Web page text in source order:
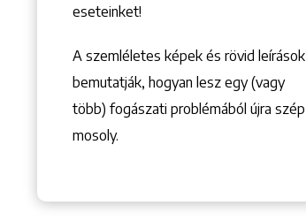
eseteinket!
A szemléletes képek és rövid leírások
bemutatják, hogyan lesz egy (vagy
több) fogászati problémából újra szép
mosoly.